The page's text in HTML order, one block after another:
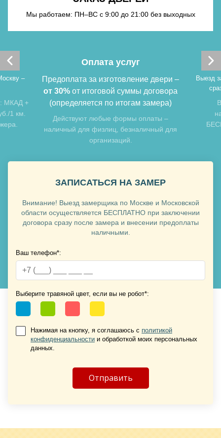
Хочу такую
Хочу такую
Хочу такую
Хочу такую
Мы работаем: ПН–ВС с 9:00 до 21:00 без выходных
–
МКАД +
1 км.
Оплата услуг
Предоплата за изготовление двери –
от 30% от итоговой суммы договора
(определяется по итогам замера)
Действуют любые формы оплаты –
наличный для физлиц, безналичный для
организаций.
Выезд
ЗАПИСАТЬСЯ НА ЗАМЕР
Внимание! Выезд замерщика по Москве и Московской
области осуществляется БЕСПЛАТНО при заключении
договора сразу после замера и внесении предоплаты
наличными.
Ваш телефон*:
Выберите травяной цвет, если вы не робот*:
Нажимая на кнопку, я соглашаюсь с политикой
конфиденциальности и обработкой моих персональных
данных.